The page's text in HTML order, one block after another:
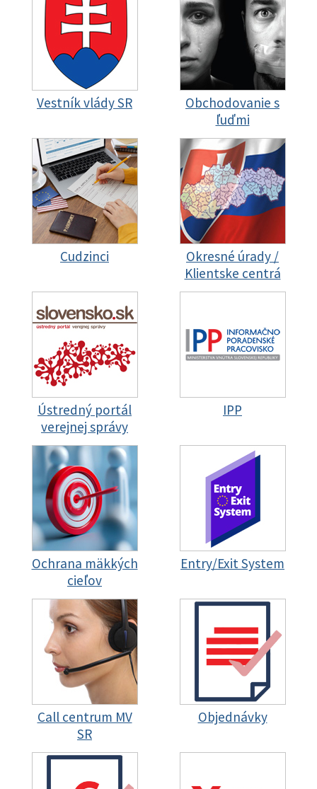
Vestník vlády SR
Obchodovanie s
ľuďmi
Cudzinci
Okresné úrady /
Klientske centrá
Ústredný portál
verejnej správy
IPP
Ochrana mäkkých
cieľov
Entry/Exit System
Call centrum MV
SR
Objednávky